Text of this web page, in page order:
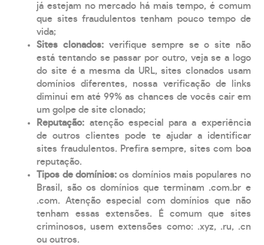
já estejam no mercado há mais tempo, é comum
que sites fraudulentos tenham pouco tempo de
vida;
Sites clonados: verifique sempre se o site não
está tentando se passar por outro, veja se a logo
do site é a mesma da URL, sites clonados usam
domínios diferentes, nossa verificação de links
diminui em até 99% as chances de vocês cair em
um golpe de site clonado;
Reputação: atenção especial para a experiência
de outros clientes pode te ajudar a identificar
sites fraudulentos. Prefira sempre, sites com boa
reputação.
Tipos de domínios:os domínios mais populares no
Brasil, são os domínios que terminam .com.br e
.com. Atenção especial com domínios que não
tenham essas extensões. É comum que sites
criminosos, usem extensões como: .xyz, .ru, .cn
ou outros.